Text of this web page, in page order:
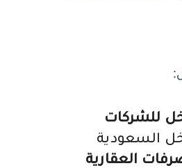
للشركات
السعودية
العقارية